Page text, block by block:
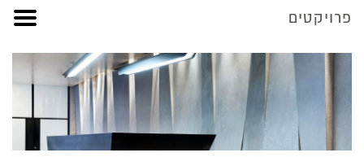
פרויקטים